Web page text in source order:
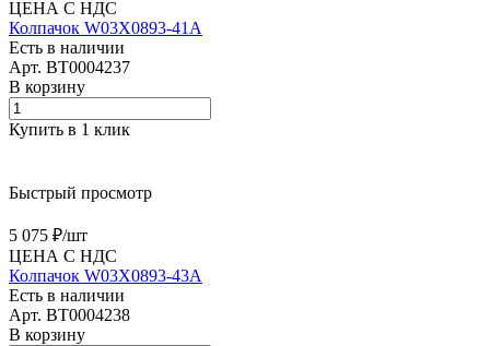
ЦЕНА С НДС
Колпачок W03X0893-41A
Есть в наличии
Арт. BT0004237
В корзину
Купить в 1 клик
Быстрый просмотр
5 075 ₽/шт
ЦЕНА С НДС
Колпачок W03X0893-43A
Есть в наличии
Арт. BT0004238
В корзину